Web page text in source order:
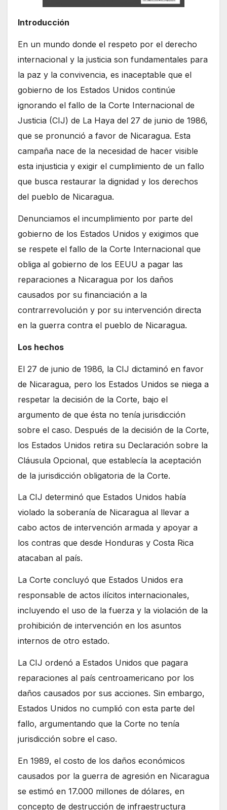
Introducción
En un mundo donde el respeto por el derecho
internacional y la justicia son fundamentales para
la paz y la convivencia, es inaceptable que el
gobierno de los Estados Unidos continúe
ignorando el fallo de la Corte Internacional de
Justicia (CIJ) de La Haya del 27 de junio de 1986,
que se pronunció a favor de Nicaragua. Esta
campaña nace de la necesidad de hacer visible
esta injusticia y exigir el cumplimiento de un fallo
que busca restaurar la dignidad y los derechos
del pueblo de Nicaragua.
Denunciamos el incumplimiento por parte del
gobierno de los Estados Unidos y exigimos que
se respete el fallo de la Corte Internacional que
obliga al gobierno de los EEUU a pagar las
reparaciones a Nicaragua por los daños
causados por su financiación a la
contrarrevolución y por su intervención directa
en la guerra contra el pueblo de Nicaragua.
Los hechos
El 27 de junio de 1986, la CIJ dictaminó en favor
de Nicaragua, pero los Estados Unidos se niega a
respetar la decisión de la Corte, bajo el
argumento de que ésta no tenía jurisdicción
sobre el caso. Después de la decisión de la Corte,
los Estados Unidos retira su Declaración sobre la
Cláusula Opcional, que establecía la aceptación
de la jurisdicción obligatoria de la Corte.
La CIJ determinó que Estados Unidos había
violado la soberanía de Nicaragua al llevar a
cabo actos de intervención armada y apoyar a
los contras que desde Honduras y Costa Rica
atacaban al país.
La Corte concluyó que Estados Unidos era
responsable de actos ilícitos internacionales,
incluyendo el uso de la fuerza y la violación de la
prohibición de intervención en los asuntos
internos de otro estado.
La CIJ ordenó a Estados Unidos que pagara
reparaciones al país centroamericano por los
daños causados por sus acciones. Sin embargo,
Estados Unidos no cumplió con esta parte del
fallo, argumentando que la Corte no tenía
jurisdicción sobre el caso.
En 1989, el costo de los daños económicos
causados por la guerra de agresión en Nicaragua
se estimó en 17.000 millones de dólares, en
concepto de destrucción de infraestructura